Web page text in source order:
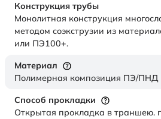
Конструкция трубы
Монолитная конструкция
методом соэкструзии из
или ПЭ100+.
Материал
Полимерная композиция ПЭ/ПНД
Способ прокладки
Открытая прокладка в траншею.